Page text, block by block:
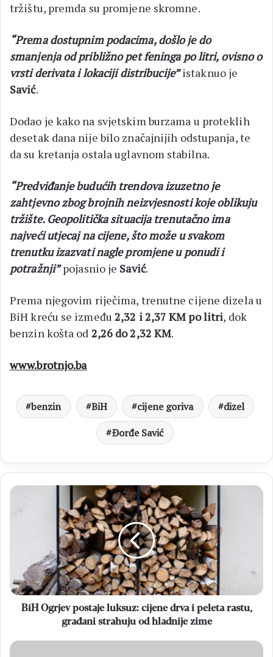
tržištu, premda su promjene skromne.
“Prema dostupnim podacima, došlo je do
smanjenja od približno pet feninga po litri, ovisno o
vrsti derivata i lokaciji distribucije”istaknuo je
Savić.
Dodao je kako na svjetskim burzama u proteklih
desetak dana nije bilo značajnijih odstupanja, te
da su kretanja ostala uglavnom stabilna.
“Predviđanje budućih trendova izuzetno je
zahtjevno zbog brojnih neizvjesnosti koje oblikuju
tržište. Geopolitička situacija trenutačno ima
najveći utjecaj na cijene, što može u svakom
trenutku izazvati nagle promjene u ponudi i
potražnji”pojasnio je Savić.
Prema njegovim riječima, trenutne cijene dizela u
BiH kreću se između 2,32 i 2,37 KM po litri, dok
benzin košta od 2,26 do 2,32 KM.
www.brotnjo.ba
benzin BiH cijene goriva
dizel
Đorđe Savić
BiH
peleta
rastu,
građani
hladnije
BiH Ogrjev postaje luksuz: cijene drva i peleta rastu,
građani strahuju od hladnije zime
VATIKAN